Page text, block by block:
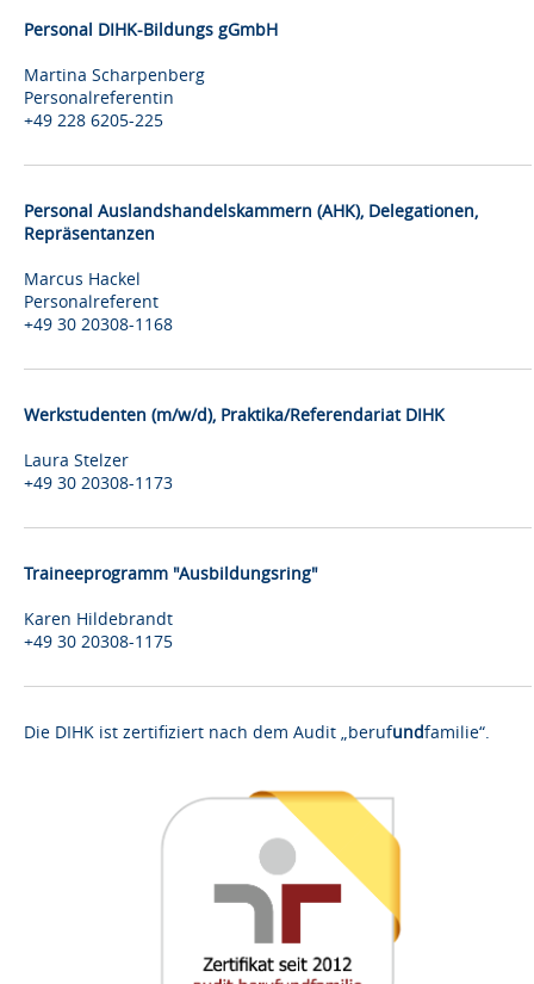
Personal DIHK-Bildungs gGmbH
Martina Scharpenberg
Personalreferentin
+49 228 6205-225
Personal Auslandshandelskammern (AHK), Delegationen,
Repräsentanzen
Marcus Hackel
Personalreferent
+49 30 20308-1168
Werkstudenten (m/w/d), Praktika/Referendariat DIHK
Laura Stelzer
+49 30 20308-1173
Traineeprogramm "Ausbildungsring"
Karen Hildebrandt
+49 30 20308-1175
Die DIHK ist zertifiziert nach dem Audit „berufundfamilie“.